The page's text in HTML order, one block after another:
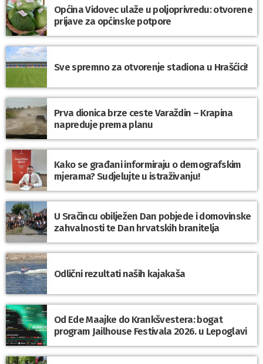
Općina Vidovec ulaže u poljoprivredu: otvorene
prijave za općinske potpore
Sve spremno za otvorenje stadiona u Hrašćici!
Prva dionica brze ceste Varaždin – Krapina
napreduje prema planu
Kako se građani informiraju o demografskim
mjerama? Sudjelujte u istraživanju!
U Sračincu obilježen Dan pobjede i domovinske
zahvalnosti te Dan hrvatskih branitelja
Odlični rezultati naših kajakaša
Od Ede Maajke do Krankšvestera: bogat
program Jailhouse Festivala 2026. u Lepoglavi